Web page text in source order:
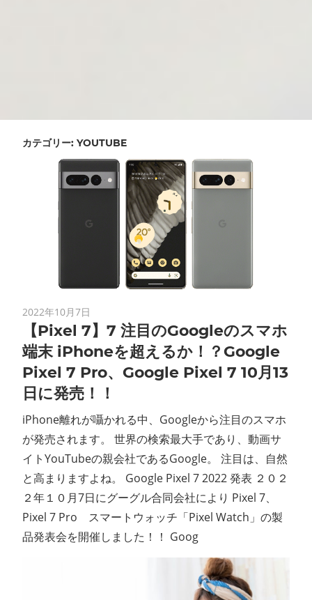
カテゴリー: YOUTUBE
2022年10月7日
【Pixel 7】7 注目のGoogleのスマホ
端末 iPhoneを超えるか！？Google
Pixel 7 Pro、Google Pixel 7 10月13
日に発売！！
iPhone離れが囁かれる中、Googleから注目のスマホ
が発売されます。 世界の検索最大手であり、動画サ
イトYouTubeの親会社であるGoogle。 注目は、自然
と高まりますよね。 Google Pixel 7 2022 発表 ２０２
２年１０月7日にグーグル合同会社により Pixel 7、
Pixel 7 Pro スマートウォッチ「Pixel Watch」の製
品発表会を開催しました！！ Goog